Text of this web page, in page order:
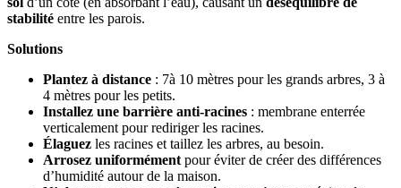
stabilité entre les parois.
Solutions
Plantez à distance : 7à 10 mètres pour les grands arbres, 3 à
4 mètres pour les petits.
Installez une barrière anti-racines : membrane enterrée
verticalement pour rediriger les racines.
Élaguez les racines et taillez les arbres, au besoin.
Arrosez uniformément pour éviter de créer des différences
d’humidité autour de la maison.